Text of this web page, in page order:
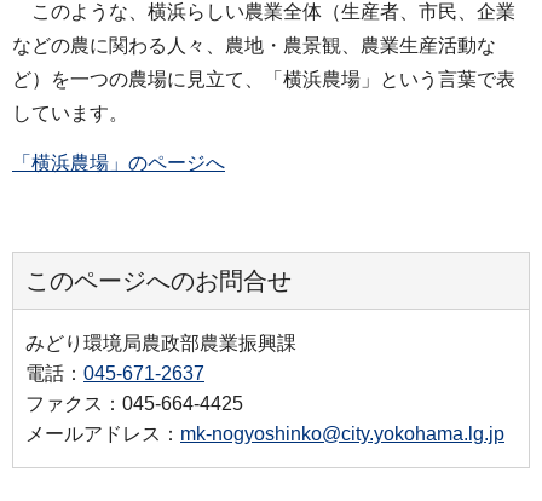
このような、横浜らしい農業全体（生産者、市民、企業
などの農に関わる人々、農地・農景観、農業生産活動な
ど）を一つの農場に見立て、「横浜農場」という言葉で表
しています。
「横浜農場」のページへ
このページへのお問合せ
みどり環境局農政部農業振興課
電話： 045-671-2637
ファクス：045-664-4425
メールアドレス： mk-nogyoshinko@city.yokohama.lg.jp